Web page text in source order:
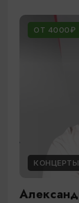
ОТ 4000₽
КОНЦЕРТЫ